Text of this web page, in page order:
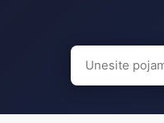
Search
for: